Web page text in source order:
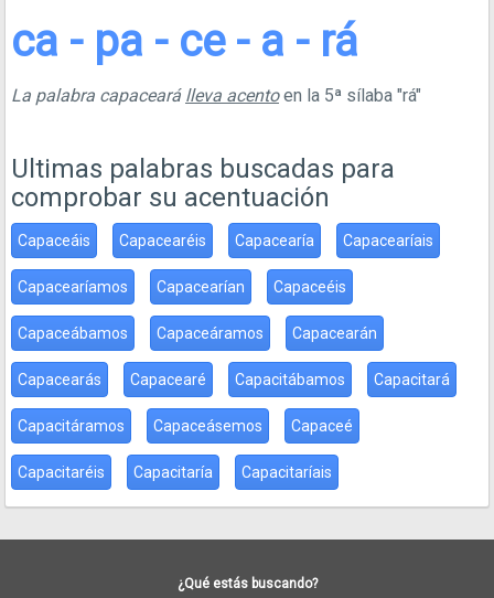
ca - pa - ce - a - rá
La palabra capaceará lleva acentoen la 5ª sílaba "rá"
Ultimas palabras buscadas para
comprobar su acentuación
Capaceáis Capacearéis Capacearía Capacearíais
Capacearíamos Capacearían Capaceéis
Capaceábamos Capaceáramos Capacearán
Capacearás Capacearé Capacitábamos Capacitará
Capacitáramos Capaceásemos Capaceé
Capacitaréis Capacitaría Capacitaríais
¿Qué estás buscando?